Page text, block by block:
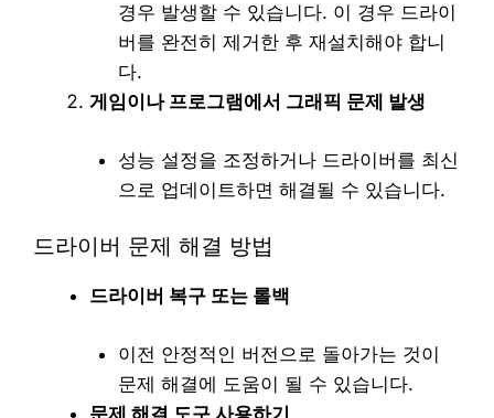
경우 발생할 수 있습니다. 이 경우 드라이
버를 완전히 제거한 후 재설치해야 합니
다.
게임이나 프로그램에서 그래픽 문제 발생
성능 설정을 조정하거나 드라이버를 최신
으로 업데이트하면 해결될 수 있습니다.
드라이버 문제 해결 방법
드라이버 복구 또는 롤백
이전 안정적인 버전으로 돌아가는 것이
문제 해결에 도움이 될 수 있습니다.
문제 해결 도구 사용하기